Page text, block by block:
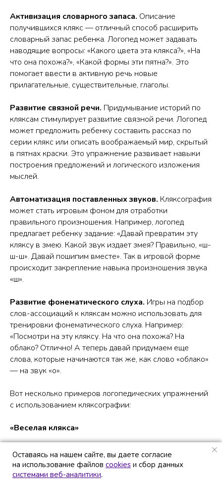
Оставаясь на нашем сайте, вы даете согласие
на использование файлов cookies и сбор данных
системами веб-аналитики.
Оставаясь на нашем сайте, вы даете согласие
на использование файлов cookies и сбор данных
системами веб-аналитики.
Активизация словарного запаса. Описание
получившихся клякс — отличный способ расширить
словарный запас ребенка. Логопед может задавать
наводящие вопросы: «Какого цвета эта клякса?», «На
что она похожа?», «Какой формы эти пятна?». Это
помогает ввести в активную речь новые
прилагательные, существительные, глаголы.
Развитие связной речи. Придумывание историй по
кляксам стимулирует развитие связной речи. Логопед
может предложить ребенку составить рассказ по
серии клякс или описать воображаемый мир, скрытый
в пятнах краски. Это упражнение развивает навыки
построения предложений и логического изложения
мыслей.
Автоматизация поставленных звуков. Кляксография
может стать игровым фоном для отработки
правильного произношения. Например, логопед
предлагает ребенку задание: «Давай превратим эту
кляксу в змею. Какой звук издает змея? Правильно, «ш-
ш-ш». Давай пошипим вместе». Так в игровой форме
происходит закрепление навыка произношения звука
«ш».
Развитие фонематического слуха. Игры на подбор
слов-ассоциаций к кляксам можно использовать для
тренировки фонематического слуха. Например:
«Посмотри на эту кляксу. На что она похожа? На
облако? Отлично! А теперь давай придумаем еще
слова, которые начинаются так же, как слово «облако»
— на звук «о».
Вот несколько примеров логопедических упражнений
с использованием кляксографии:
«Веселая клякса»
Цель: развитие речевого дыхания, активизация
словаря.